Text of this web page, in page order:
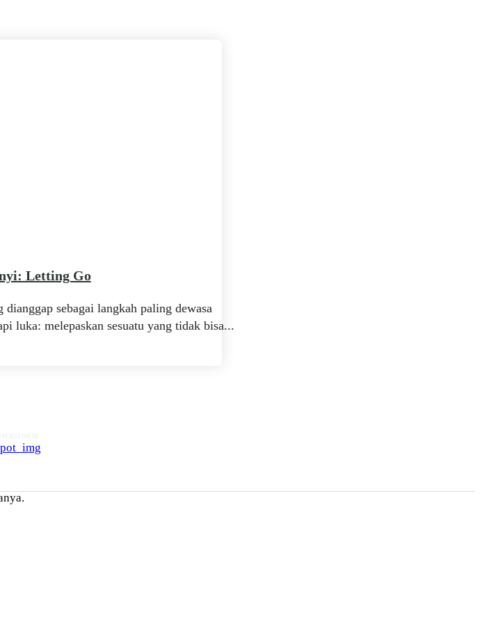
Letting Go
sebagai langkah paling dewasa
luka: melepaskan sesuatu yang tidak bisa...